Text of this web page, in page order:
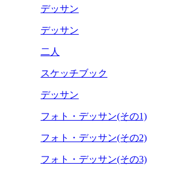
デッサン
デッサン
二人
スケッチブック
デッサン
フォト・デッサン(その1)
フォト・デッサン(その2)
フォト・デッサン(その3)